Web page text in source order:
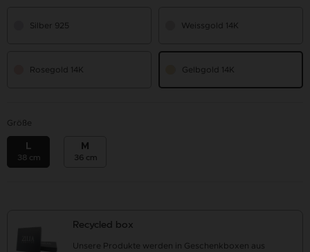
Silber 925 Weissgold 14K
Rosegold 14K Gelbgold 14K
Größe
L
38 cm
M
36 cm
Recycled box
Unsere Produkte werden in Geschenkboxen aus